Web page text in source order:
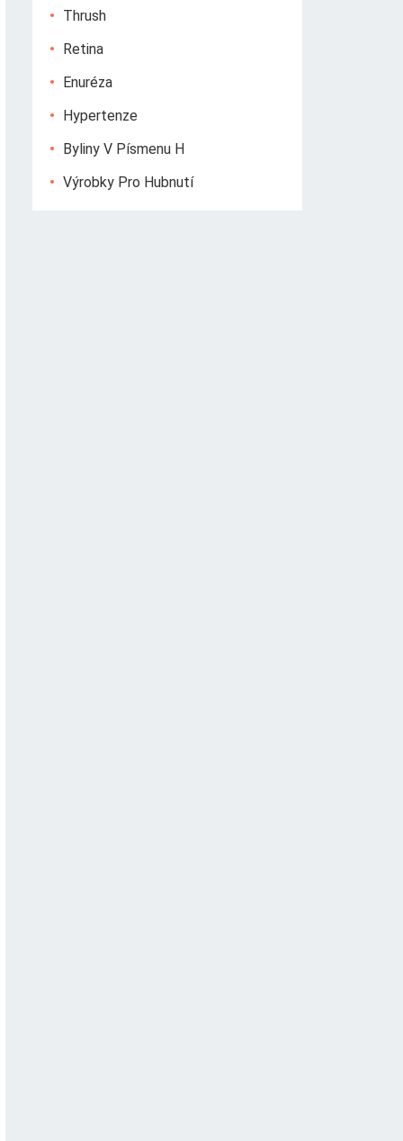
Thrush
Retina
Enuréza
Hypertenze
Byliny V Písmenu H
Výrobky Pro Hubnutí